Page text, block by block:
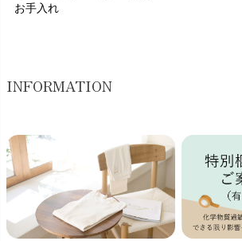
お手入れ
INFORMATION